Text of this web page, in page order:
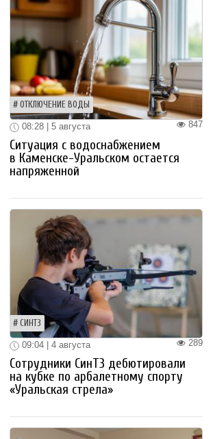
ОТКЛЮЧЕНИЕ ВОДЫ
847
08:28 | 5 августа
Ситуация с водоснабжением
в Каменске-Уральском остается
напряженной
СИНТЗ
289
09:04 | 4 августа
Сотрудники СинТЗ дебютировали
на кубке по арбалетному спорту
«Уральская стрела»